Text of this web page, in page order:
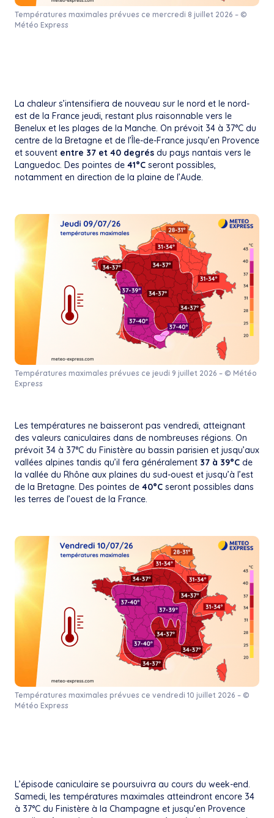
Températures maximales prévues ce mercredi 8 juillet 2026 – ©
Météo Express
La chaleur s’intensifiera de nouveau sur le nord et le nord-
est de la France jeudi, restant plus raisonnable vers le
Benelux et les plages de la Manche. On prévoit 34 à 37°C du
centre de la Bretagne et de l’Île-de-France jusqu’en Provence
et souvent entre 37 et 40 degrés du pays nantais vers le
Languedoc. Des pointes de 41°C seront possibles,
notamment en direction de la plaine de l’Aude.
Températures maximales prévues ce jeudi 9 juillet 2026 – © Météo
Express
Les températures ne baisseront pas vendredi, atteignant
des valeurs caniculaires dans de nombreuses régions. On
prévoit 34 à 37°C du Finistère au bassin parisien et jusqu’aux
vallées alpines tandis qu’il fera généralement 37 à 39°C de
la vallée du Rhône aux plaines du sud-ouest et jusqu’à l’est
de la Bretagne. Des pointes de 40°C seront possibles dans
les terres de l’ouest de la France.
Températures maximales prévues ce vendredi 10 juillet 2026 – ©
Météo Express
L’épisode caniculaire se poursuivra au cours du week-end.
Samedi, les températures maximales atteindront encore 34
à 37°C du Finistère à la Champagne et jusqu’en Provence